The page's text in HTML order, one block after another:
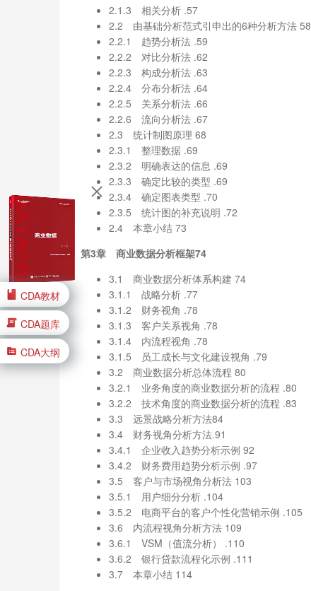
2.1.3 相关分析 .57
2.2 由基础分析范式引申出的6种分析方法 58
2.2.1 趋势分析法 .59
2.2.2 对比分析法 .62
2.2.3 构成分析法 .63
2.2.4 分布分析法 .64
2.2.5 关系分析法 .66
2.2.6 流向分析法 .67
2.3 统计制图原理 68
2.3.1 整理数据 .69
2.3.2 明确表达的信息 .69
2.3.3 确定比较的类型 .69
2.3.4 确定图表类型 .70
2.3.5 统计图的补充说明 .72
2.4 本章小结 73
第3章 商业数据分析框架74
3.1 商业数据分析体系构建 74
3.1.1 战略分析 .77
3.1.2 财务视角 .78
3.1.3 客户关系视角 .78
3.1.4 内流程视角 .78
3.1.5 员工成长与文化建设视角 .79
3.2 商业数据分析总体流程 80
3.2.1 业务角度的商业数据分析的流程 .80
3.2.2 技术角度的商业数据分析的流程 .83
3.3 远景战略分析方法84
3.4 财务视角分析方法.91
3.4.1 企业收入趋势分析示例 92
3.4.2 财务费用趋势分析示例 .97
3.5 客户与市场视角分析法 103
3.5.1 用户细分分析 .104
3.5.2 电商平台的客户个性化营销示例 .105
3.6 内流程视角分析方法 109
3.6.1 VSM（值流分析） .110
3.6.2 银行贷款流程化示例 .111
3.7 本章小结 114
CDA教材
CDA题库
CDA大纲